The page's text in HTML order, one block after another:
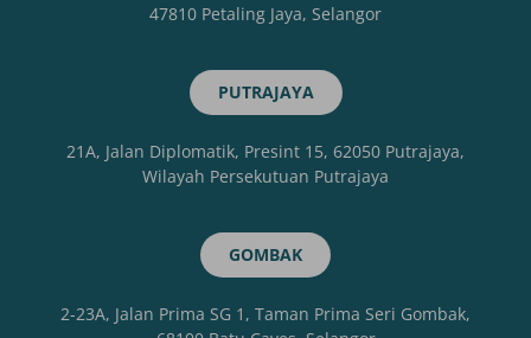
47810 Petaling Jaya, Selangor
PUTRAJAYA
21A, Jalan Diplomatik, Presint 15, 62050 Putrajaya,
Wilayah Persekutuan Putrajaya
GOMBAK
2-23A, Jalan Prima SG 1, Taman Prima Seri Gombak,